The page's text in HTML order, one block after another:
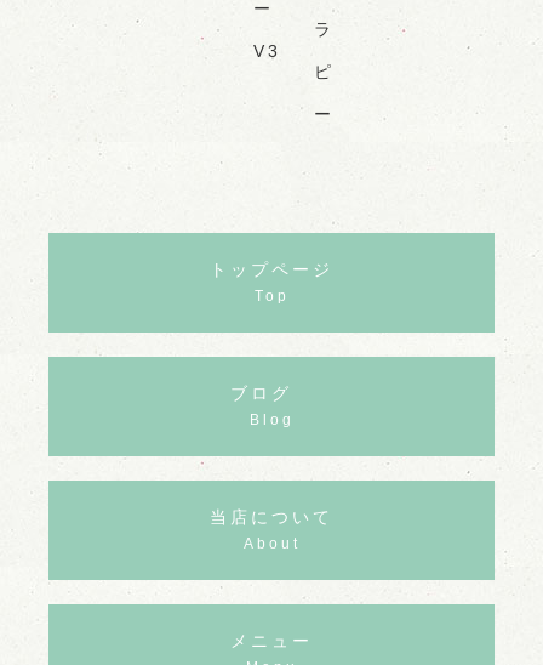
トップページ
Top
ブログ
Blog
当店について
About
メニュー